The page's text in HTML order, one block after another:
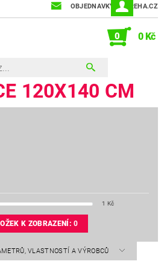
OBJEDNAVKY@SAREHA.CZ
0 0 Kč
120X140 CM
1 Kč
K ZOBRAZENÍ:0
VLASTNOSTÍ A VÝROBCŮ